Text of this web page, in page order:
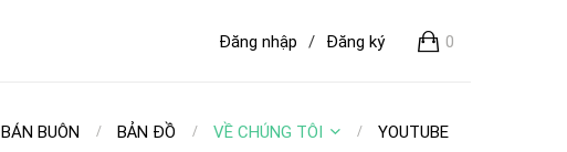
0
Đăng ký
/
Đăng nhập
BÁN BUÔN BẢN ĐỒ VỀ CHÚNG TÔI YOUTUBE